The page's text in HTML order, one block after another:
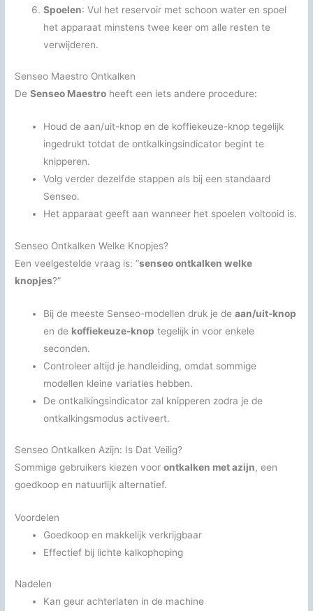
Spoelen: Vul het reservoir met schoon water en spoel
het apparaat minstens twee keer om alle resten te
verwijderen.
Senseo Maestro Ontkalken
DeSenseo Maestro heeft een iets andere procedure:
Houd de aan/uit-knop en de koffiekeuze-knop tegelijk
ingedrukt totdat de ontkalkingsindicator begint te
knipperen.
Volg verder dezelfde stappen als bij een standaard
Senseo.
Het apparaat geeft aan wanneer het spoelen voltooid is.
Senseo Ontkalken Welke Knopjes?
Een veelgestelde vraag is: “senseo ontkalken welke
knopjes?”
Bij de meeste Senseo-modellen druk je deaan/uit-knop
en de koffiekeuze-knop tegelijk in voor enkele
seconden.
Controleer altijd je handleiding, omdat sommige
modellen kleine variaties hebben.
De ontkalkingsindicator zal knipperen zodra je de
ontkalkingsmodus activeert.
Senseo Ontkalken Azijn: Is Dat Veilig?
Sommige gebruikers kiezen voorontkalken met azijn, een
goedkoop en natuurlijk alternatief.
Voordelen
Goedkoop en makkelijk verkrijgbaar
Effectief bij lichte kalkophoping
Nadelen
Kan geur achterlaten in de machine